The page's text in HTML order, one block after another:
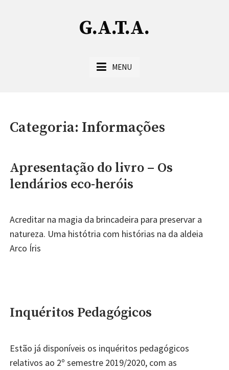
G.A.T.A.
MENU
Categoria: Informações
Apresentação do livro – Os
lendários eco-heróis
Acreditar na magia da brincadeira para preservar a
natureza. Uma histótria com histórias na da aldeia
Arco Íris
Inquéritos Pedagógicos
Estão já disponíveis os inquéritos pedagógicos
relativos ao 2º semestre 2019/2020, com as